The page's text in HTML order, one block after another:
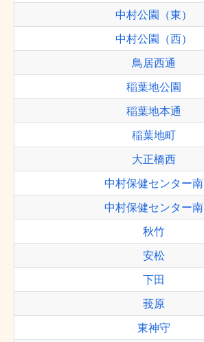
中村公園（東）
中村公園（西）
鳥居西通
稲葉地公園
稲葉地本通
稲葉地町
大正橋西
中村保健センター南
中村保健センター南
秋竹
安松
下田
莪原
東神守